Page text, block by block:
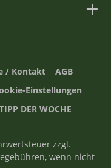
/ Kontakt
AGB
Einstellungen
DER WOCHE
zzgl.
wenn nicht